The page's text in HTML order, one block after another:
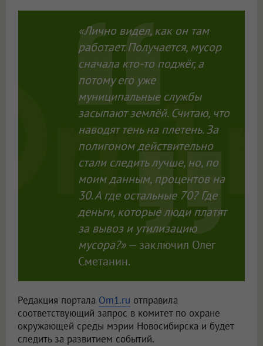
«Лично видел, как он там
работает. Получается, мусор
сначала кто-то поджёг, а
потому его уже
муниципальные службы
засыпают землёй. Считаю, что
наводят тень на плетень. За
полигоном действительно
стали следить лучше, но, по
моим данным, процентов на
30. А где остальные 70? Где
деньги, которые люди платят
за вывоз и утилизацию
мусора?»— заключил Олег
Сметанин.
Редакция портала Om1.ru отправила
соответствующий запрос в комитет по охране
окружающей среды мэрии Новосибирска и будет
следить за развитием событий.